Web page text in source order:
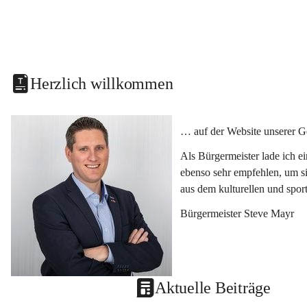
Herzlich willkommen
… auf der Website unserer
Als Bürgermeister lade ich
ebenso sehr empfehlen, um
aus dem kulturellen und
Bürgermeister Steve Mayr
Aktuelle Beiträge